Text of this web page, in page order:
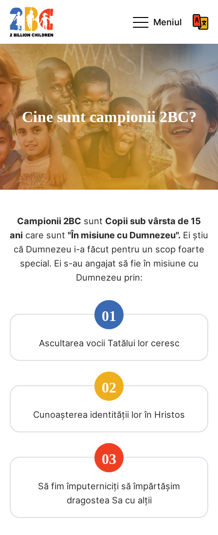
Meniul
Cine sunt campionii 2BC?
Campionii 2BC sunt Copii sub vârsta de 15
ani care sunt "În misiune cu Dumnezeu". Ei știu
că Dumnezeu i-a făcut pentru un scop foarte
special. Ei s-au angajat să fie în misiune cu
Dumnezeu prin:
01
Ascultarea vocii Tatălui lor ceresc
02
Cunoașterea identității lor în Hristos
03
Să fim împuterniciți să împărtășim
dragostea Sa cu alții